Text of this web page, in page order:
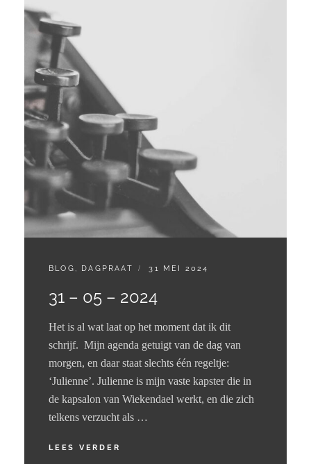
CATEGORIES:
BLOG , DAGPRAAT
GEPLAATST
31 MEI 2024
31 – 05 – 2024
Het is al wat laat op het moment dat ik dit
schrijf. Mijn agenda getuigt van de dag van
morgen, en daar staat slechts één regeltje:
‘Julienne’. Julienne is mijn vaste kapster die in
de kapsalon van Wiekendael werkt, en die zich
telkens verzucht als …
LEES VERDER